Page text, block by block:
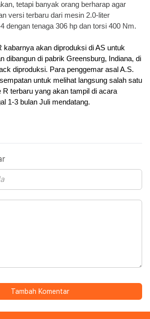
tetapi banyak orang berharap agar
versi terbaru dari mesin 2.0-liter
dengan tenaga 306 hp dan torsi 400 Nm.
kabarnya akan diproduksi di AS untuk
dibangun di pabrik Greensburg, Indiana, di
diproduksi. Para penggemar asal A.S.
untuk melihat langsung salah satu
R terbaru yang akan tampil di acara
1-3 bulan Juli mendatang.
Tambah Komentar